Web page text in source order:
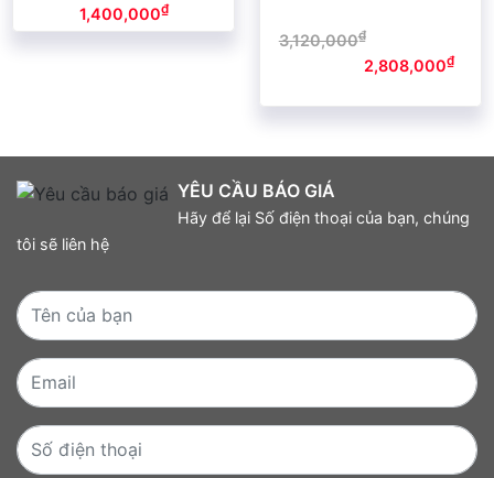
1,400,000₫
3,120,000₫
2,808,000₫Giá
YÊU CẦU BÁO GIÁ
Hãy để lại Số điện thoại của bạn, chúng
tôi sẽ liên hệ